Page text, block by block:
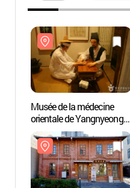
Musée de la médecine
orientale de Yangnyeongsi
à Daegu (대구약령시
한의약박물관)